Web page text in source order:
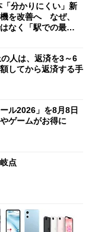
分かりにくい」新
を改善へ なぜ、
なく「駅での最短
人は、返済を3～6
してから返済する手
ル2026」を8月8日
ゲームがお得に
点